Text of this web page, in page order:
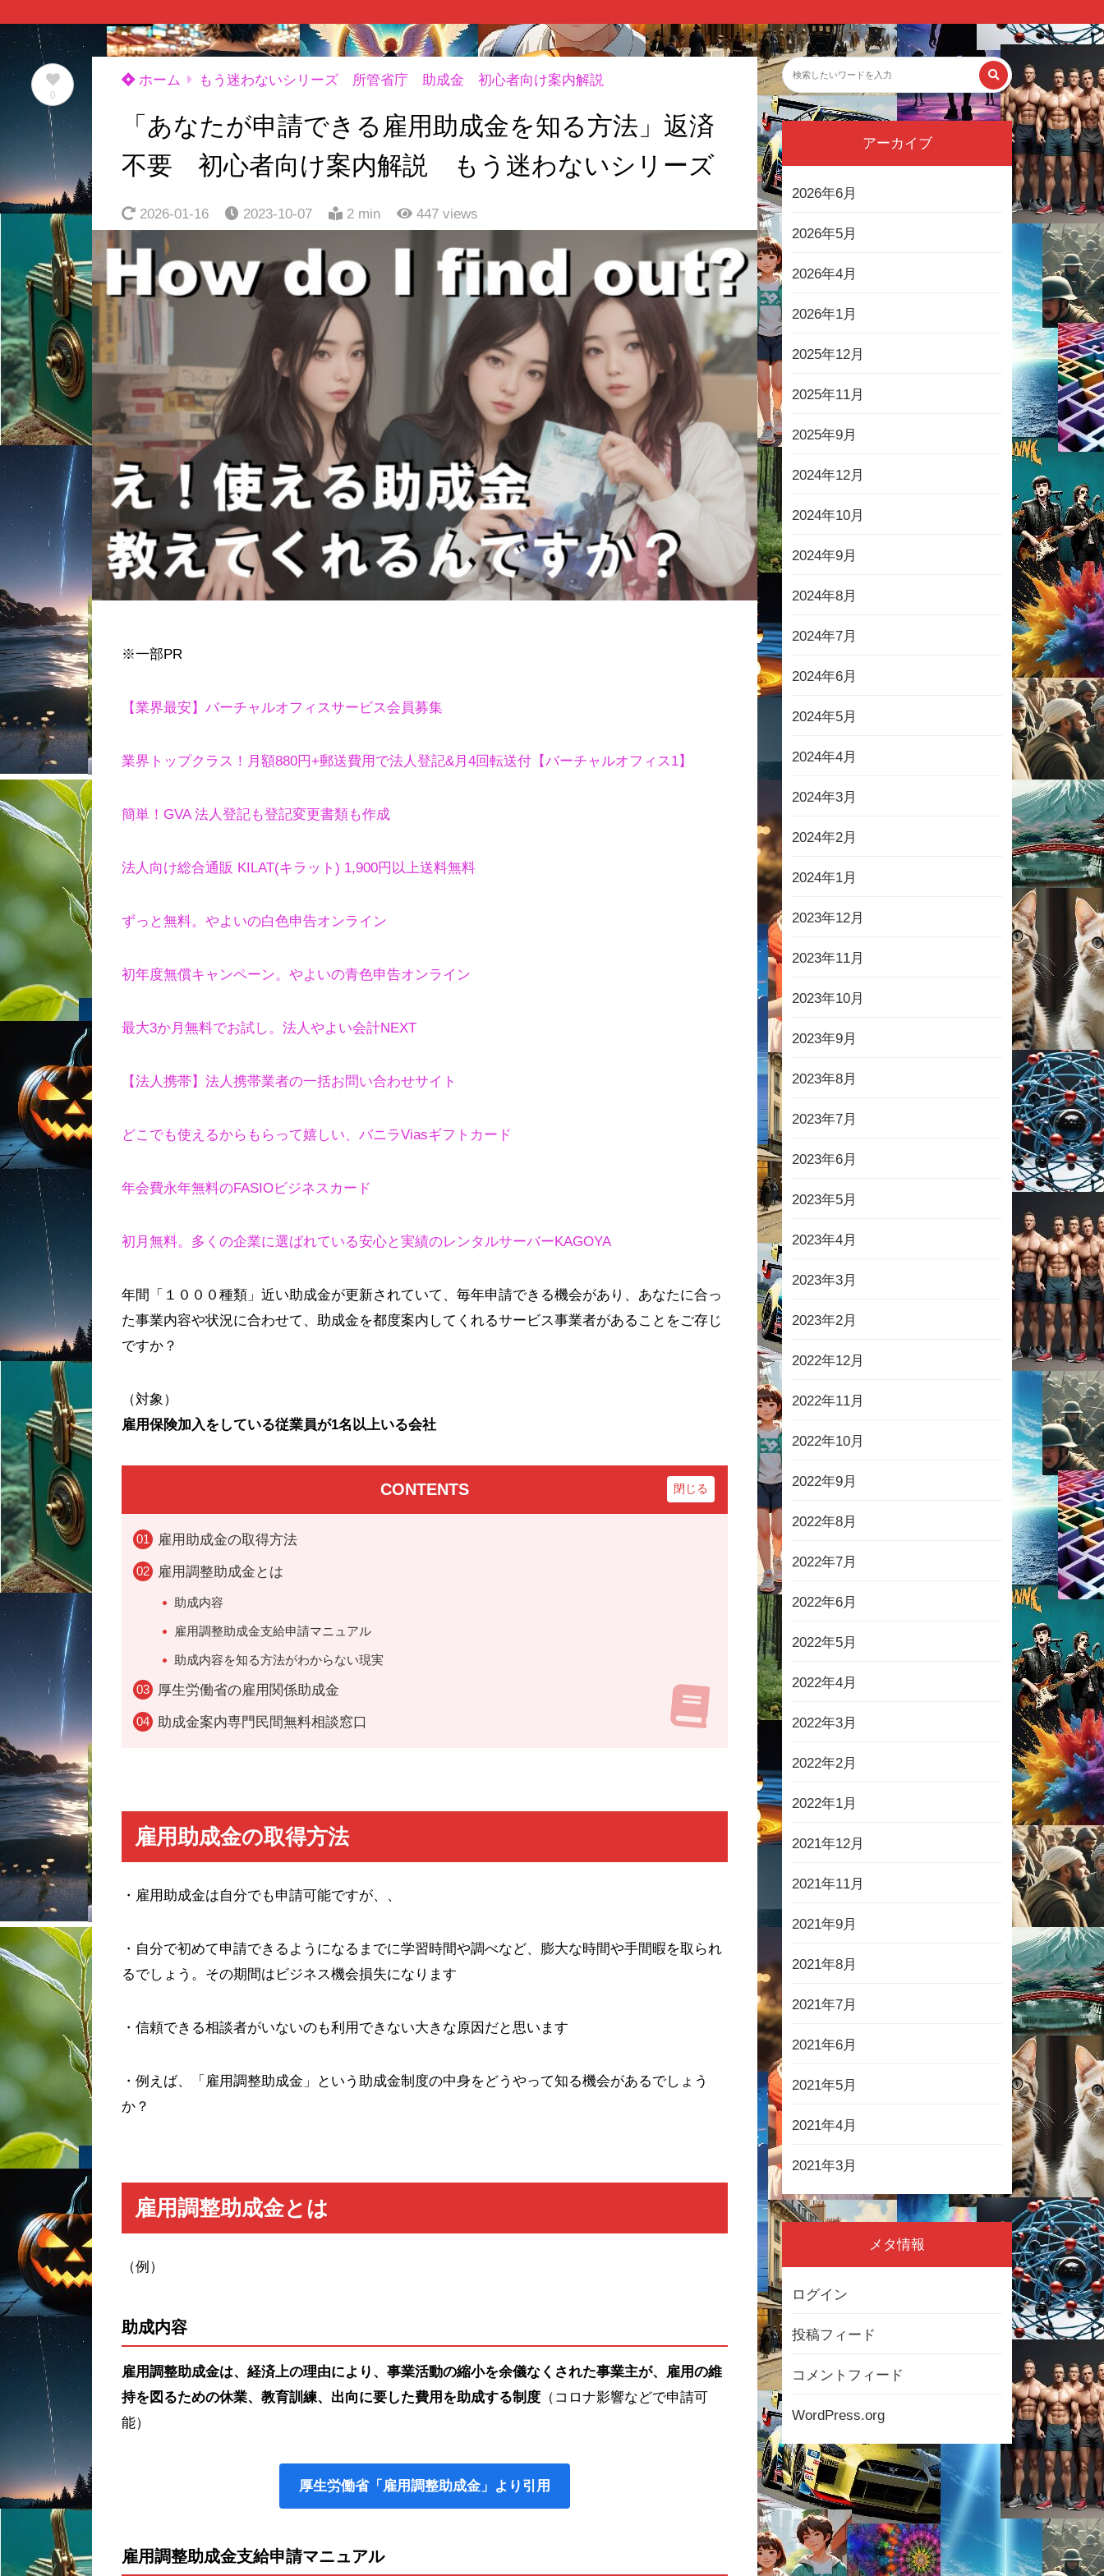
0
ホーム もう迷わないシリーズ 所管省庁 助成金 初心者向け案内解説
「あなたが申請できる雇用助成金を知る方法」返済
不要 初心者向け案内解説 もう迷わないシリーズ
2026-01-16 2023-10-07 2 min 447 views
※一部PR
【業界最安】バーチャルオフィスサービス会員募集
業界トップクラス！月額880円+郵送費用で法人登記&月4回転送付【バーチャルオフィス1】
簡単！GVA 法人登記も登記変更書類も作成
法人向け総合通販 KILAT(キラット) 1,900円以上送料無料
ずっと無料。やよいの白色申告オンライン
初年度無償キャンペーン。やよいの青色申告オンライン
最大3か月無料でお試し。法人やよい会計NEXT
【法人携帯】法人携帯業者の一括お問い合わせサイト
どこでも使えるからもらって嬉しい、バニラViasギフトカード
年会費永年無料のFASIOビジネスカード
初月無料。多くの企業に選ばれている安心と実績のレンタルサーバーKAGOYA
年間「１０００種類」近い助成金が更新されていて、毎年申請できる機会があり、あなたに合っ
た事業内容や状況に合わせて、助成金を都度案内してくれるサービス事業者があることをご存じ
ですか？
（対象）
雇用保険加入をしている従業員が1名以上いる会社
CONTENTS
雇用助成金の取得方法
雇用調整助成金とは
助成内容
雇用調整助成金支給申請マニュアル
助成内容を知る方法がわからない現実
厚生労働省の雇用関係助成金
助成金案内専門民間無料相談窓口
雇用助成金の取得方法
・雇用助成金は自分でも申請可能ですが、、
・自分で初めて申請できるようになるまでに学習時間や調べなど、膨大な時間や手間暇を取られ
るでしょう。その期間はビジネス機会損失になります
・信頼できる相談者がいないのも利用できない大きな原因だと思います
・例えば、「雇用調整助成金」という助成金制度の中身をどうやって知る機会があるでしょう
か？
雇用調整助成金とは
（例）
助成内容
雇用調整助成金は、経済上の理由により、事業活動の縮小を余儀なくされた事業主が、雇用の維
持を図るための休業、教育訓練、出向に要した費用を助成する制度 （コロナ影響などで申請可
能）
厚生労働省「雇用調整助成金」より引用
雇用調整助成金支給申請マニュアル
アーカイブ
2026年6月
2026年5月
2026年4月
2026年1月
2025年12月
2025年11月
2025年9月
2024年12月
2024年10月
2024年9月
2024年8月
2024年7月
2024年6月
2024年5月
2024年4月
2024年3月
2024年2月
2024年1月
2023年12月
2023年11月
2023年10月
2023年9月
2023年8月
2023年7月
2023年6月
2023年5月
2023年4月
2023年3月
2023年2月
2022年12月
2022年11月
2022年10月
2022年9月
2022年8月
2022年7月
2022年6月
2022年5月
2022年4月
2022年3月
2022年2月
2022年1月
2021年12月
2021年11月
2021年9月
2021年8月
2021年7月
2021年6月
2021年5月
2021年4月
2021年3月
メタ情報
ログイン
投稿フィード
コメントフィード
WordPress.org